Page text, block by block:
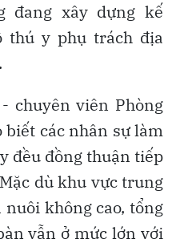
đang xây dựng kế
thú y phụ trách địa
chuyên viên Phòng
biết các nhân sự làm
đều đồng thuận tiếp
dù khu vực trung
không cao, tổng
vẫn ở mức lớn với